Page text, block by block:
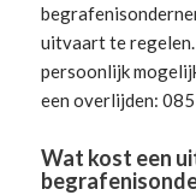
uitvaart te
persoonlijk
een overlijden:
Wat kost een